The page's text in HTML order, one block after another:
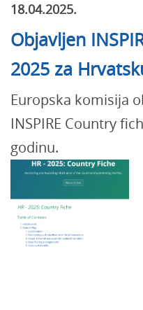
18.04.2025.
Objavljen
2025 za
Europska komisija
INSPIRE Country
godinu.